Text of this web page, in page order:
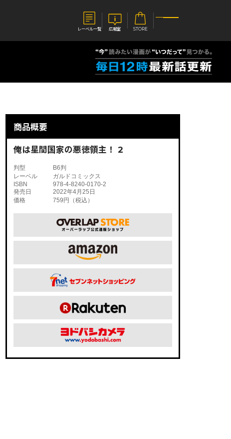
レーベル一覧 広報室 STORE
報室
採用情報
お問い合わせはこちら
ノベルス コミックガルド
コミックエッセイ
商品概要
俺は星間国家の悪徳領主！ 2
判型
B6判
レーベル
ガルドコミックス
ISBN
978-4-8240-0170-2
発売日
2022年4月25日
価格
759円（税込）